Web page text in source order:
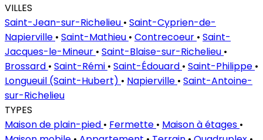
VILLES
Saint-Jean-sur-Richelieu • Saint-Cyprien-de-
Napierville • Saint-Mathieu • Contrecoeur • Saint-
Jacques-le-Mineur • Saint-Blaise-sur-Richelieu •
Brossard • Saint-Rémi • Saint-Édouard • Saint-Philippe •
Longueuil (Saint-Hubert) • Napierville • Saint-Antoine-
sur-Richelieu
TYPES
Maison de plain-pied • Fermette • Maison à étages •